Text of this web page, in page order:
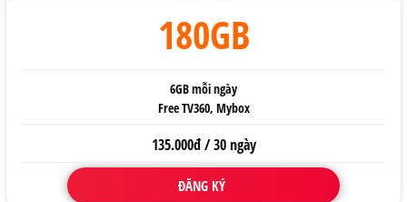
180GB
6GB mỗi ngày
Free TV360, Mybox
135.000đ / 30 ngày
ĐĂNG KÝ